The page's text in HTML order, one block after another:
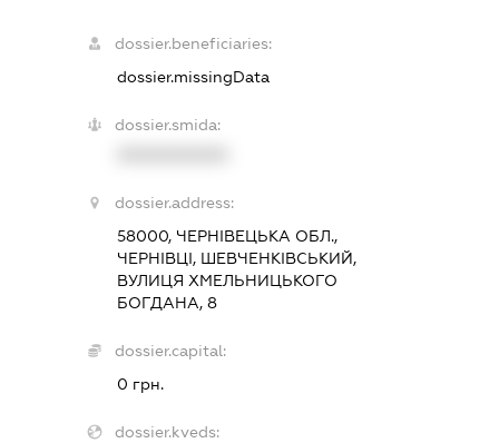
dossier.beneficiaries:
dossier.missingData
dossier.smida:
dossier.address:
58000, ЧЕРНІВЕЦЬКА ОБЛ.,
ЧЕРНІВЦІ, ШЕВЧЕНКІВСЬКИЙ,
ВУЛИЦЯ ХМЕЛЬНИЦЬКОГО
БОГДАНА, 8
dossier.capital:
0 грн.
dossier.kveds: